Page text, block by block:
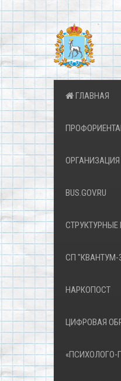
ГЛАВНАЯ
BUS.GOV.RU
СП "КВАНТУМ-
НАРКОПОСТ
ЦИФРОВАЯ
«ПСИХОЛОГО-